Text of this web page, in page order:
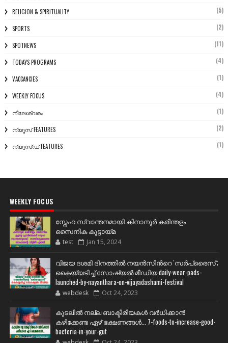
RELIGION & SPIRITUALITY (5)
SPORTS (2)
SPOTNEWS (11)
TODAYS PROGRAMS (4)
VACCANCIES (1)
WEEKLY FOCUS (4)
നീലേശ്വരം (1)
ന്യൂസ് FEATURES (2)
ന്യൂസ്ഡ് FEATURES (1)
WEEKLY FOCUS
സ്നേഹ സ്വാന്തനമായി കിനാനൂർ കരിന്തളം
സൈനിക കൂട്ടായ്മ
test Jan 15, 2024
വിജയ ദശമി ദിനത്തില്‍ നയന്‍സിന്‍റെ 'സര്‍പ്രൈസ്';
കൈയ്യടിച്ച് സോഷ്യല്‍ മീഡിയ daily-wear-pads-
launched-by-nayanthara-on-vijayadashami-festival
webdesk Oct 24, 2023
കുടലിൽ നല്ല ബാക്ടീരിയകൾ വര്‍ധിക്കാന്‍
കഴിക്കേണ്ട ഏഴ് ഭക്ഷണങ്ങള്‍... 7-foods-to-increase-good-
bacteria-in-your-gut